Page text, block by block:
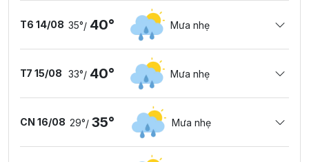
T6 14/08 35°/ 40° Mưa nhẹ
T7 15/08 33°/ 40° Mưa nhẹ
CN 16/08 29°/ 35° Mưa nhẹ